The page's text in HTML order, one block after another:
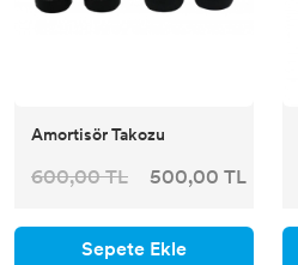
Amortisör Takozu
600,00 TL 500,00 TL
Sepete Ekle